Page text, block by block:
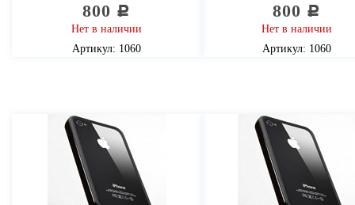
800 c
Нет в наличии
Артикул: 1060
800 c
Нет в наличии
Артикул: 1060